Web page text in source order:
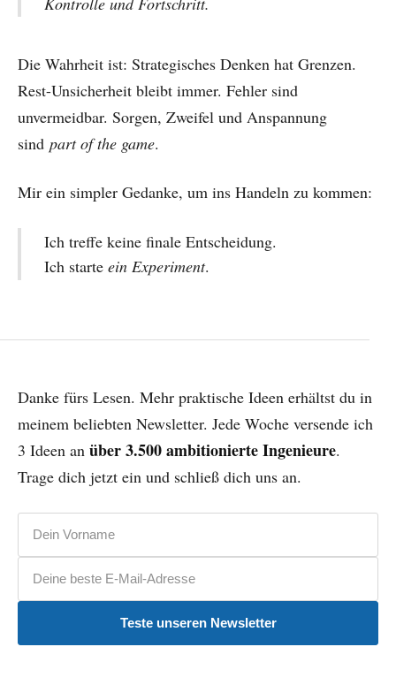
Die Wahrheit ist: Strategisches Denken hat Grenzen.
Rest-Unsicherheit bleibt immer. Fehler sind
unvermeidbar. Sorgen, Zweifel und Anspannung
sind part of the game.
Mir ein simpler Gedanke, um ins Handeln zu kommen:
Ich treffe keine finale Entscheidung.
Ich starte ein Experiment.
Danke fürs Lesen. Mehr praktische Ideen erhältst du in
meinem beliebten Newsletter. Jede Woche versende ich
3 Ideen an über 3.500 ambitionierte Ingenieure.
Trage dich jetzt ein und schließ dich uns an.
Teste unseren Newsletter